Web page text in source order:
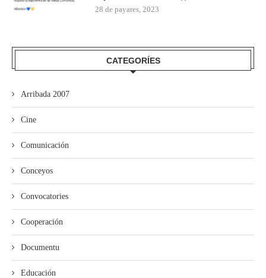
28 de payares, 2023
CATEGORÍES
Arribada 2007
Cine
Comunicación
Conceyos
Convocatories
Cooperación
Documentu
Educación